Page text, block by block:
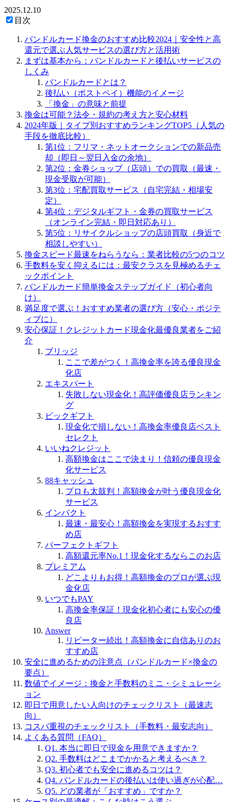
2025.12.10
目次
バンドルカード換金のおすすめ比較2024｜安全性と高
還元で選ぶ人気サービスの選び方と活用術
まずは基本から：バンドルカードと後払いサービスの
しくみ
バンドルカードとは？
後払い（ポストペイ）機能のイメージ
「換金」の意味と前提
換金は可能？法令・規約の考え方と安心材料
2024年版｜タイプ別おすすめランキングTOP5（人気の
手段を徹底比較）
第1位：フリマ・ネットオークションでの新品売
却（即日～翌日入金の余地）
第2位：金券ショップ（店頭）での買取（最速・
現金受取が可能）
第3位：宅配買取サービス（自宅完結・相場安
定）
第4位：デジタルギフト・金券の買取サービス
（オンライン完結・即日対応あり）
第5位：リサイクルショップの店頭買取（身近で
相談しやすい）
換金スピード最速をねらうなら：業者比較の5つのコツ
手数料を安く抑えるには：最安クラスを見極めるチェ
ックポイント
バンドルカード簡単換金ステップガイド（初心者向
け）
満足度で選ぶ！おすすめ業者の選び方（安心・ポジテ
ィブに）
安心保証！クレジットカード現金化最優良業者をご紹
介
ブリッジ
ここで差がつく！高換金率を誇る優良現金
化店
エキスパート
失敗しない現金化！高評価優良店ランキン
グ
ビックギフト
現金化で損しない！高換金率優良店ベスト
セレクト
いいねクレジット
高額換金はここで決まり！信頼の優良現金
化サービス
88キャッシュ
プロも太鼓判！高額換金が叶う優良現金化
サービス
インパクト
最速・最安心！高額換金を実現するおすす
め店
パーフェクトギフト
高額還元率No.1！現金化するならこのお店
プレミアム
どこよりもお得！高額換金のプロが選ぶ現
金化店
いつでもPAY
高換金率保証！現金化初心者にも安心の優
良店
Answer
リピーター続出！高額換金に自信ありのお
すすめ店
安全に進めるための注意点（バンドルカード×換金の
要点）
数値でイメージ：換金と手数料のミニ・シミュレーシ
ョン
即日で用意したい人向けのチェックリスト（最速志
向）
コスパ重視のチェックリスト（手数料・最安志向）
よくある質問（FAQ）
Q1. 本当に即日で現金を用意できますか？
Q2. 手数料はどこまでかかると考えるべき？
Q3. 初心者でも安全に進めるコツは？
Q4. バンドルカードの後払いは使い過ぎが心配…
Q5. どの業者が「おすすめ」ですか？